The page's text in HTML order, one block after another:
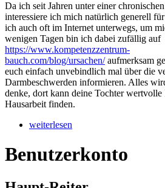
Da ich seit Jahren unter einer
interessiere ich mich natürlich generell
ich auch oft im Internet unterwegs, um
wenigen Tagen bin ich dabei zufällig auf
https://www.kompetenzzentrum-
bauch.com/blog/ursachen/aufmerksam
euch einfach unvebindlich mal über die
Darmbeschwerden informieren. Alles
denke, dort kann deine Tochter
Hausarbeit finden.
weiterlesen
Benutzerkonto